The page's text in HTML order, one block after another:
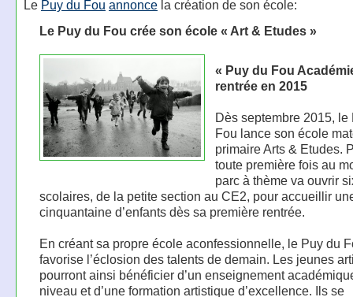
Le Puy du Fou annoncela création de son école:
Le Puy du Fou crée son école « Art & Etudes »
« Puy du Fou
rentrée en 2015
Dès septembre 2015, le
Fou lance son école
primaire Arts & Etudes.
toute première fois au
parc à thème va ouvrir
scolaires, de la petite section au CE2, pour accueillir
cinquantaine d’enfants dès sa première rentrée.
En créant sa propre école aconfessionnelle, le Puy du
favorise l’éclosion des talents de demain. Les jeunes
pourront ainsi bénéficier d’un enseignement
niveau et d’une formation artistique d’excellence. Ils se